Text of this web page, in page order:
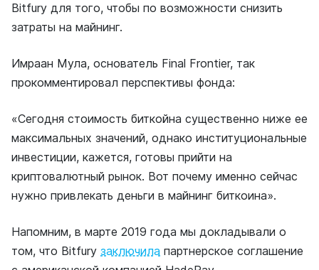
Bitfury для того, чтобы по возможности снизить
затраты на майнинг.
Имраан Мула, основатель Final Frontier, так
прокомментировал перспективы фонда:
«Сегодня стоимость биткойна существенно ниже ее
максимальных значений, однако институциональные
инвестиции, кажется, готовы прийти на
криптовалютный рынок. Вот почему именно сейчас
нужно привлекать деньги в майнинг биткоина».
Напомним, в марте 2019 года мы докладывали о
том, что Bitfury заключила партнерское соглашение